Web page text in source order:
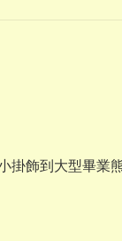
飾到大型畢業熊